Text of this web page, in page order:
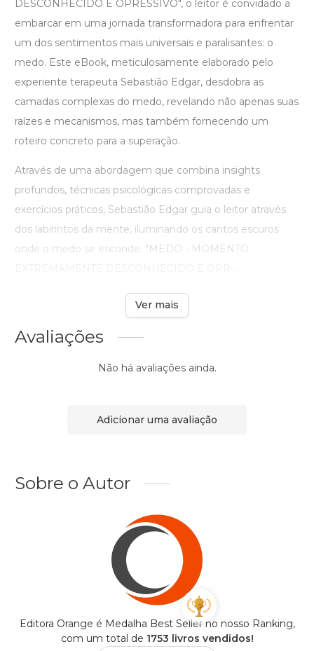
DESCONHECIDO E OPRESSIVO", o leitor é convidado a
embarcar em uma jornada transformadora para enfrentar
um dos sentimentos mais universais e paralisantes: o
medo. Este eBook, meticulosamente elaborado pelo
experiente terapeuta Sebastião Edgar, desdobra as
camadas complexas do medo, revelando não apenas suas
raízes e mecanismos, mas também fornecendo um
roteiro concreto para a superação.
Através de uma abordagem que combina insights
profundos, técnicas psicológicas comprovadas e
exercícios práticos, Sebastião Edgar guia o leitor através
dos labirintos da mente, iluminando os cantos escuros
onde o medo se esconde. "MEDO - MOMENTO
Ver mais
Avaliações
Não há avaliações ainda.
Adicionar uma avaliação
Sobre o Autor
Editora Orange é Medalha Best Seller no nosso Ranking,
com um total de 1753 livros vendidos!